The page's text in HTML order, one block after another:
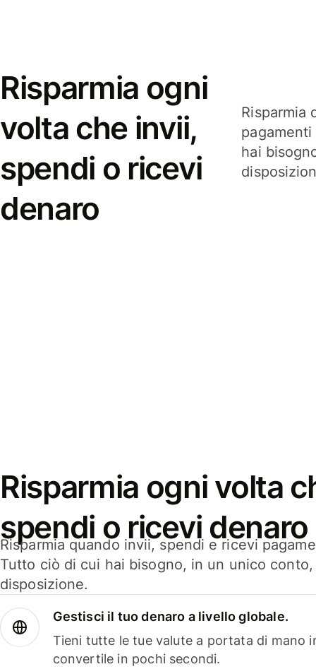
Risparmia ogni
volta che invii,
spendi o ricevi
denaro
Risparmia
hai
Risparmia ogni volta
spendi o ricevi denaro
Risparmia quando invii, spendi e ricevi
Tutto ciò di cui hai bisogno, in un unico
disposizione.
Gestisci il tuo denaro a livello globale.
Tieni tutte le tue valute a portata di mano
convertile in pochi secondi.